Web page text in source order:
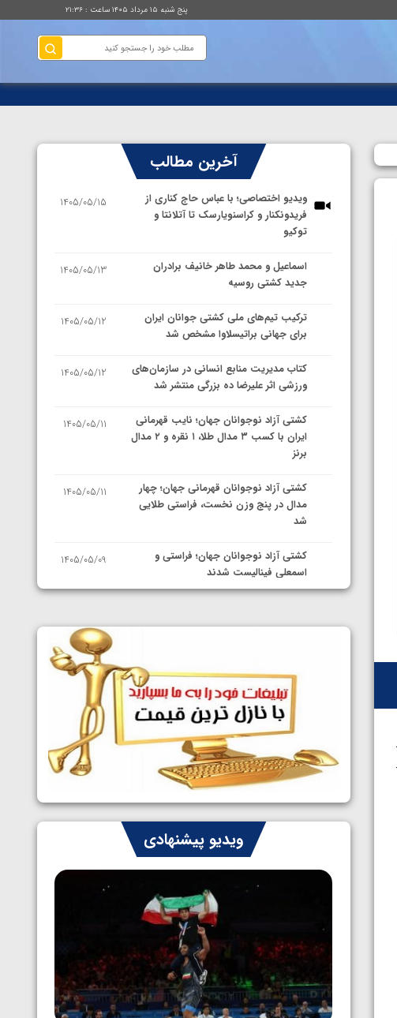
پنج شنبه ۱۵ مرداد ۱۴۰۵ ساعت : ۲۱:۳۶
آخرین مطالب
ویدیو اختصاصی؛ با عباس حاج کناری از
فریدونکنار و کراسنویارسک تا آتلانتا و
توکیو
1405/05/15
اسماعیل و محمد طاهر خانیف برادران
جدید کشتی روسیه
1405/05/13
ترکیب تیم‌های ملی کشتی جوانان ایران
برای جهانی براتیسلاوا مشخص شد
1405/05/12
کتاب مدیریت منابع انسانی در سازمان‌های
ورزشی اثر علیرضا ده بزرگی منتشر شد
1405/05/12
کشتی آزاد نوجوانان جهان؛ نایب قهرمانی
ایران با کسب ۳ مدال طلا، ۱ نقره و ۲ مدال
برنز
1405/05/11
کشتی آزاد نوجوانان قهرمانی جهان؛ چهار
مدال در پنج وزن نخست، فراستی طلایی
شد
1405/05/11
کشتی آزاد نوجوانان جهان؛ فراستی و
اسمعلی فینالیست شدند
1405/05/09
نمایندگان ایران مشخص شدند
سوم برای ایران
1405/05/07
ایران چشم به راه چهار مدال در پنج وزن
دوم کشتی فرنگی نوجوانان جهان
1405/05/06
ویدیو پیشنهادی